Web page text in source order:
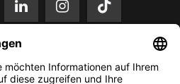
Mehrwertsteuer zzgl. Versandkosten.
Nur solange der Vorrat reicht.
GmbH & Co. KG - All Rights Reserved.​